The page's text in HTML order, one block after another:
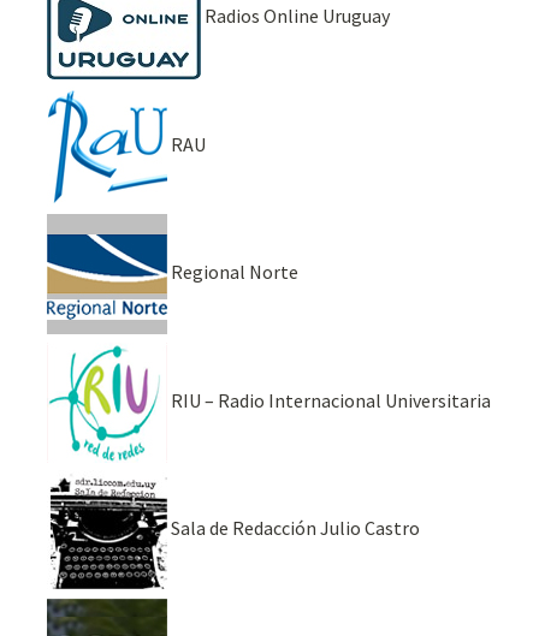
Radios Online Uruguay
RAU
Regional Norte
RIU – Radio Internacional Universitaria
Sala de Redacción Julio Castro